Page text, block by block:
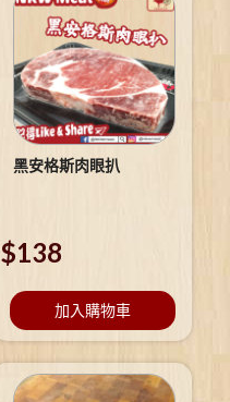
黑安格斯肉眼扒
$138
加入購物車